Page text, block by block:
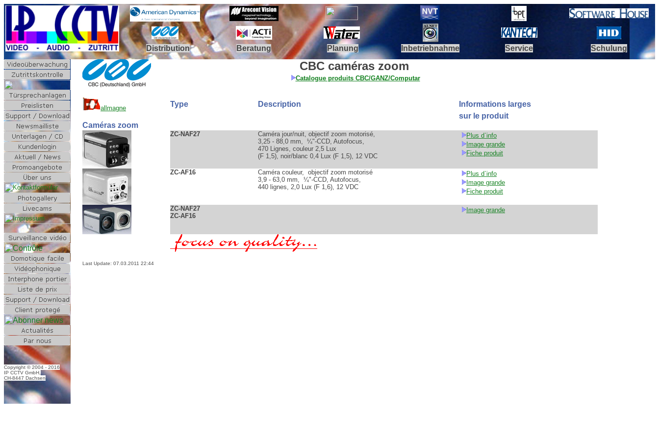
Distribution Beratung Planung Inbetriebnahme Service Schulung
Copyright © 2004 - 2016
IP CCTV GmbH,
CH-8447 Dachsen
CBC caméras zoom
Catalogue produits CBC/GANZ/Computar
allmagne Type Description
Informations larges
sur le produit
Caméras zoom
ZC-NAF27 Caméra jour/nuit, objectif zoom motorisé,
3,25 - 88,0 mm, ¼"-CCD, Autofocus,
470 Lignes, couleur 2,5 Lux
(F 1,5), noir/blanc 0,4 Lux (F 1,5), 12 VDC
Plus d`info
Image grande
Fiche produit
ZC-AF16 Caméra couleur, objectif zoom motorisé
3,9 - 63,0 mm, ¼"-CCD, Autofocus,
440 lignes, 2,0 Lux (F 1,6), 12 VDC
Plus d`info
Image grande
Fiche produit
ZC-NAF27
ZC-AF16
Image grande
Last Update: 07.03.2011 22:44